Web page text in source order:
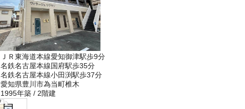
ＪＲ東海道本線愛知御津駅歩9分
名鉄名古屋本線国府駅歩35分
名鉄名古屋本線小田渕駅歩37分
愛知県豊川市為当町椎木
1995年築 / 2階建